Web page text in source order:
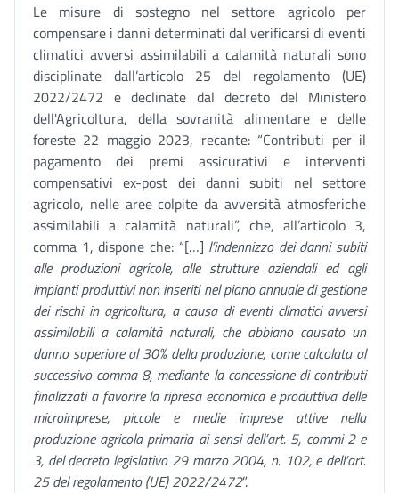
Le misure di sostegno nel settore agricolo per
compensare i danni determinati dal verificarsi di eventi
climatici avversi assimilabili a calamità naturali sono
disciplinate dall’articolo 25 del regolamento (UE)
2022/2472 e declinate dal decreto del Ministero
dell'Agricoltura, della sovranità alimentare e delle
foreste 22 maggio 2023, recante: “Contributi per il
pagamento dei premi assicurativi e interventi
compensativi ex-post dei danni subiti nel settore
agricolo, nelle aree colpite da avversità atmosferiche
assimilabili a calamità naturali”, che, all’articolo 3,
comma 1, dispone che: “[…] l’indennizzo dei danni subiti
alle produzioni agricole, alle strutture aziendali ed agli
impianti produttivi non inseriti nel piano annuale di gestione
dei rischi in agricoltura, a causa di eventi climatici avversi
assimilabili a calamità naturali, che abbiano causato un
danno superiore al 30% della produzione, come calcolata al
successivo comma 8, mediante la concessione di contributi
finalizzati a favorire la ripresa economica e produttiva delle
microimprese, piccole e medie imprese attive nella
produzione agricola primaria ai sensi dell’art. 5, commi 2 e
3, del decreto legislativo 29 marzo 2004, n. 102, e dell’art.
25 del regolamento (UE) 2022/2472”.